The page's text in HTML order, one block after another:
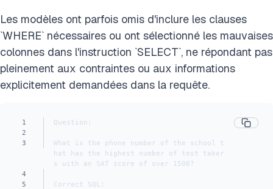
Les modèles ont parfois omis d'inclure les clauses
`WHERE` nécessaires ou ont sélectionné les mauvaises
colonnes dans l'instruction `SELECT`, ne répondant pas
pleinement aux contraintes ou aux informations
explicitement demandées dans la requête.
1
Question:
2
3
What is the phone number of the school t
hat has the highest number of test taker
s with an SAT score of over 1500?
4
5
Correct SQL: